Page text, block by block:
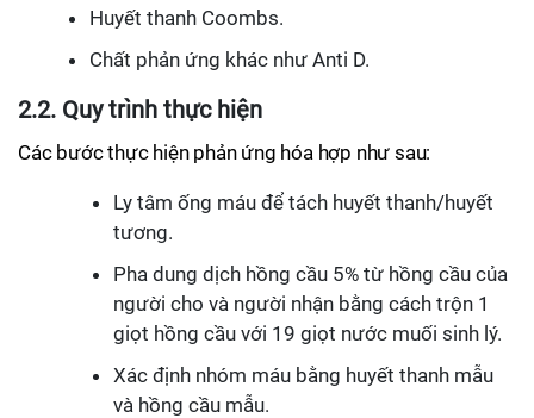
Huyết thanh Coombs.
Chất phản ứng khác như Anti D.
2.2. Quy trình thực hiện
Các bước thực hiện phản ứng hóa hợp như sau:
Ly tâm ống máu để tách huyết thanh/huyết
tương.
Pha dung dịch hồng cầu 5% từ hồng cầu của
người cho và người nhận bằng cách trộn 1
giọt hồng cầu với 19 giọt nước muối sinh lý.
Xác định nhóm máu bằng huyết thanh mẫu
và hồng cầu mẫu.